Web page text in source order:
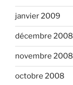
janvier 2009
décembre 2008
novembre 2008
octobre 2008